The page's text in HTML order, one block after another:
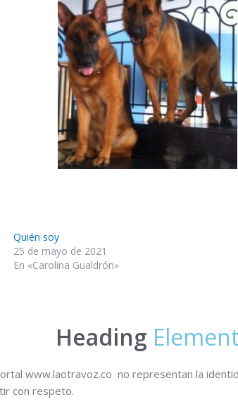
Quién soy
25 de mayo de 2021
En «Carolina Gualdrón»
Heading Element
www.laotravoz.co no representan la
con respeto.